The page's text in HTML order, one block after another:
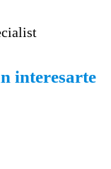
interesarte